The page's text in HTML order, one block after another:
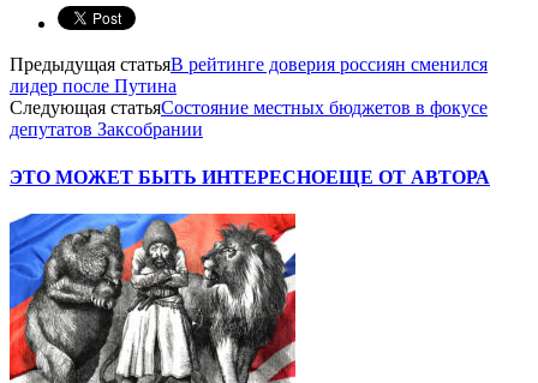
Предыдущая статьяВ рейтинге доверия россиян сменился
лидер после Путина
Следующая статьяСостояние местных бюджетов в фокусе
депутатов Заксобрании
ЭТО МОЖЕТ БЫТЬ ИНТЕРЕСНОЕЩЕ ОТ АВТОРА